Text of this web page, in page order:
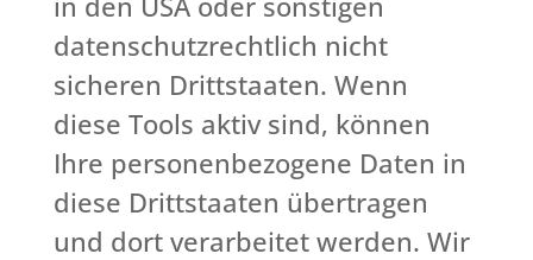
datenschutzrechtlich nicht
sicheren Drittstaaten. Wenn
diese Tools aktiv sind, können
Ihre personenbezogene Daten in
diese Drittstaaten übertragen
und dort verarbeitet werden. Wir